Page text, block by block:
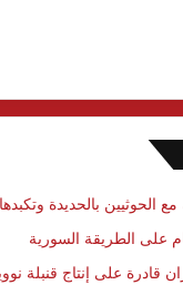
مع الحوثيين بالحديدة
على الطريقة السورية
قادرة على إنتاج قنبلة